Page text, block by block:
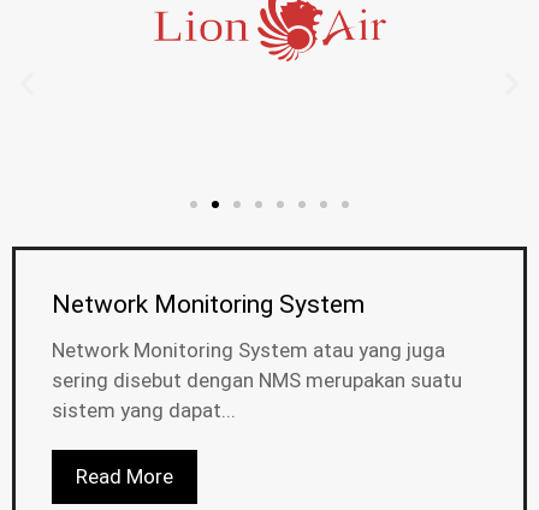
Network Monitoring System
Network Monitoring System atau yang juga
sering disebut dengan NMS merupakan suatu
sistem yang dapat...
Read More